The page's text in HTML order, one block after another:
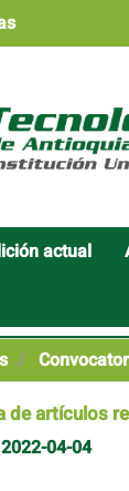
actual
de artículos
04-04